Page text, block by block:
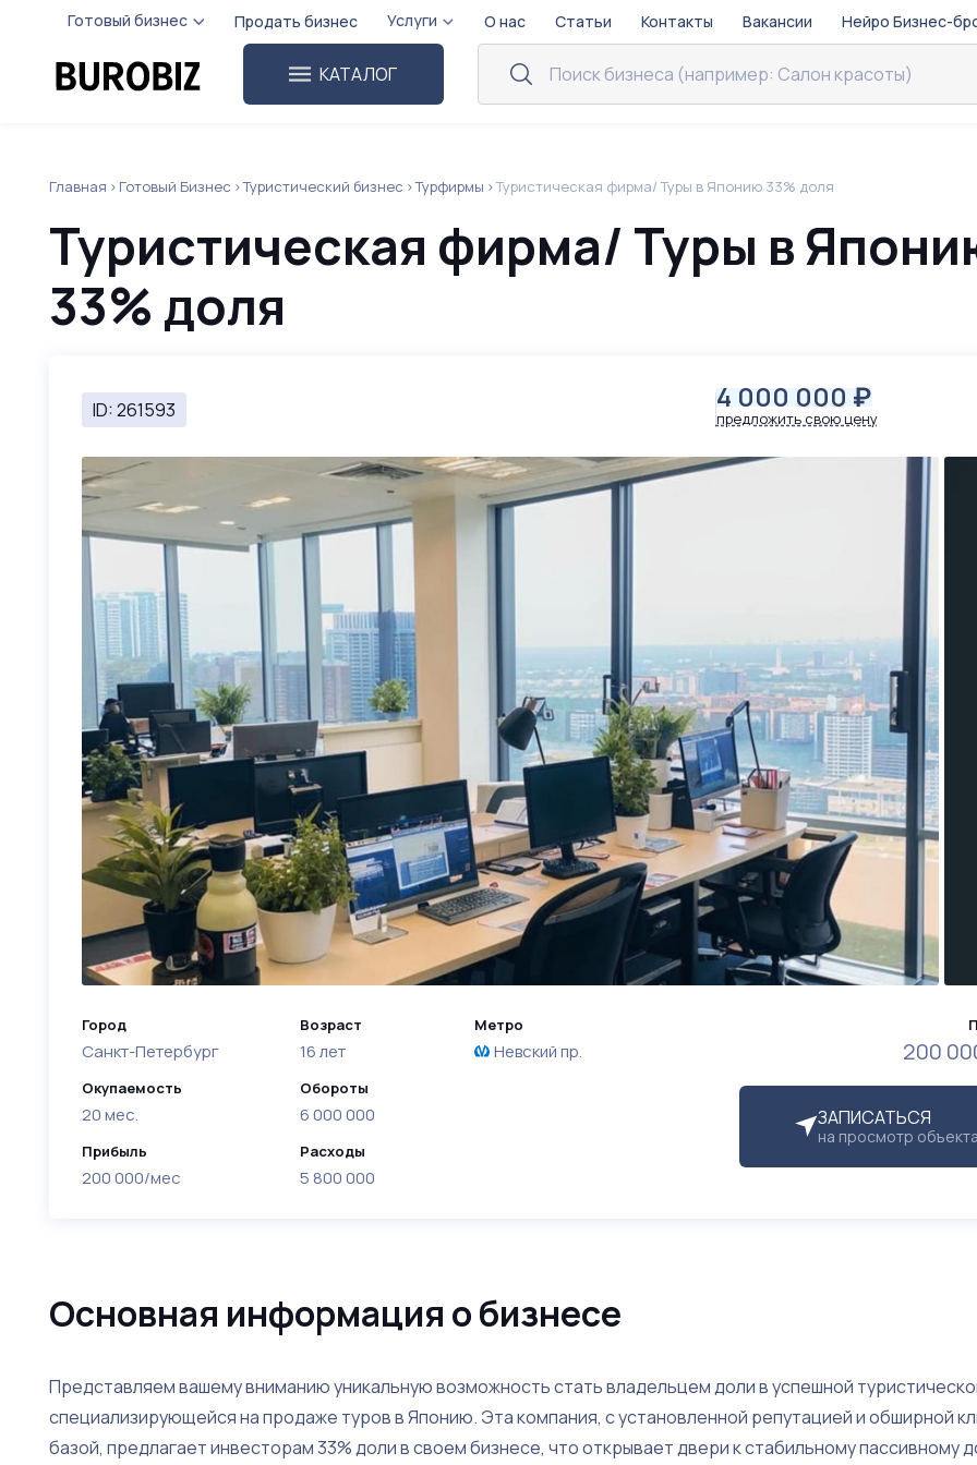
Готовый бизнес Продать бизнес Услуги О нас Статьи Контакты Вакансии Нейро Бизнес-
КАТАЛОГ
Главная Готовый Бизнес Туристический бизнес Турфирмы Туристическая фирма/ Туры в Японию 33% доля
Туристическая фирма/ Туры в
33% доля
ID: 261593 4 000 000 ₽
предложить свою цену
200
ЗАПИСАТЬСЯ
на просмотр
Город
Санкт-Петербург
Окупаемость
20 мес.
Прибыль
200 000/мес
Возраст
16 лет
Обороты
6 000 000
Расходы
5 800 000
Метро
Невский пр.
Основная информация о бизнесе
Представляем вашему вниманию уникальную возможность стать владельцем доли в успешной
специализирующейся на продаже туров в Японию. Эта компания, с установленной репутацией и обширной
базой, предлагает инвесторам 33% доли в своем бизнесе, что открывает двери к стабильному пассивному